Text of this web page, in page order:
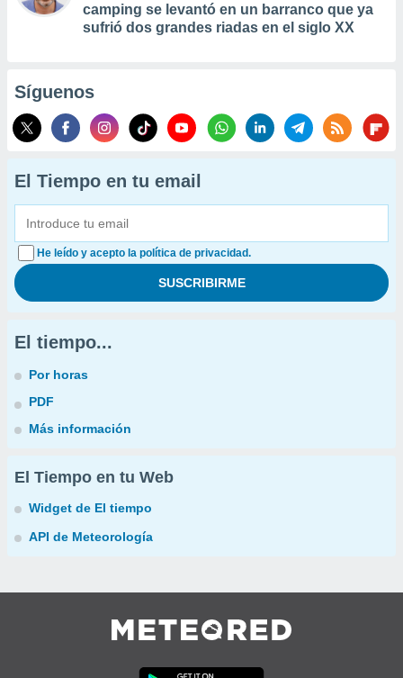
camping se levantó en un barranco que ya
sufrió dos grandes riadas en el siglo XX
Síguenos
El Tiempo en tu email
He leído y acepto la política de privacidad.
El tiempo...
Por horas
PDF
Más información
El Tiempo en tu Web
Widget de El tiempo
API de Meteorología